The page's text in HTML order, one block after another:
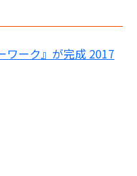
ワーク』が完成 2017